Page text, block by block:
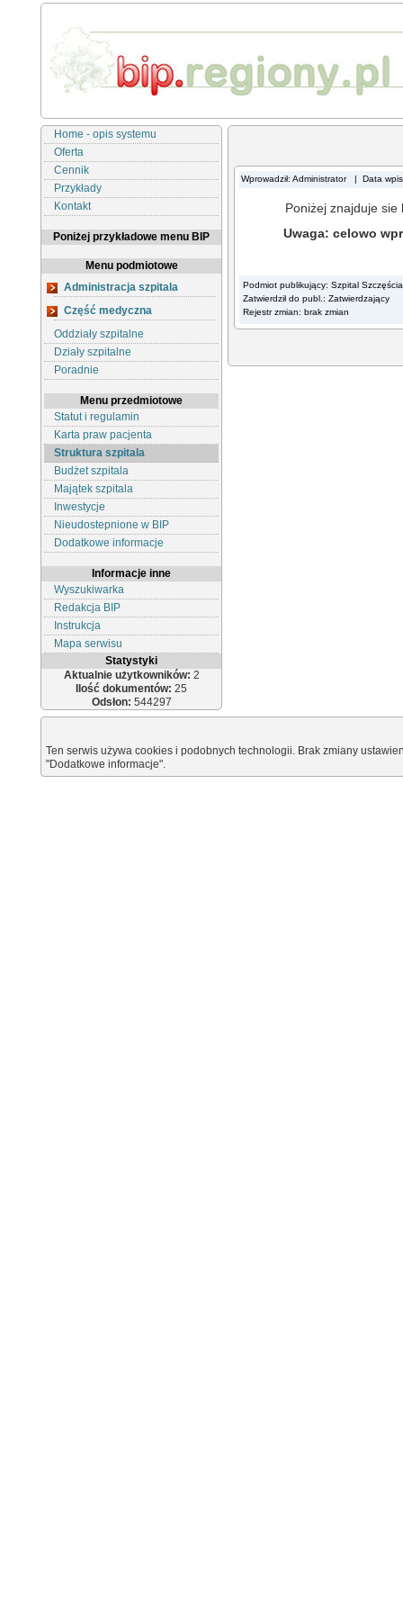
Home - opis systemu
Oferta
Cennik
Przykłady
Kontakt
Poniżej przykładowe menu BIP
Menu podmiotowe
Administracja szpitala
Część medyczna
Oddziały szpitalne
Działy szpitalne
Poradnie
Menu przedmiotowe
Statut i regulamin
Karta praw pacjenta
Struktura szpitala
Budżet szpitala
Majątek szpitala
Inwestycje
Nieudostepnione w BIP
Dodatkowe informacje
Informacje inne
Wyszukiwarka
Redakcja BIP
Instrukcja
Mapa serwisu
Statystyki
Aktualnie użytkowników: 2
Ilość dokumentów: 25
Odsłon: 544297
Wprowadził: Administrator | Data
Poniżej znajduje
Uwaga: celowo
Podmiot publikujący: Szpital
Zatwierdził do publ.: Zatwierdzający
Rejestr zmian: brak zmian
Ten serwis używa cookies i podobnych technologii. Brak zmiany
"Dodatkowe informacje".